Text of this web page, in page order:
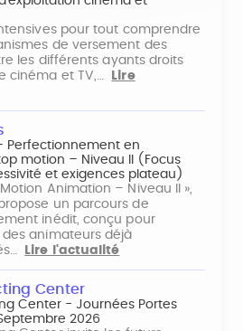
pour tout comprendre
de versement des
les différents ayants droits
cinéma et TV,…
Lire
Perfectionnement en
motion – Niveau II (Focus
et exigences plateau)
Animation – Niveau II »,
un parcours de
inédit, conçu pour
animateurs déjà
Lire l'actualité
Center
Center - Journées Portes
2026